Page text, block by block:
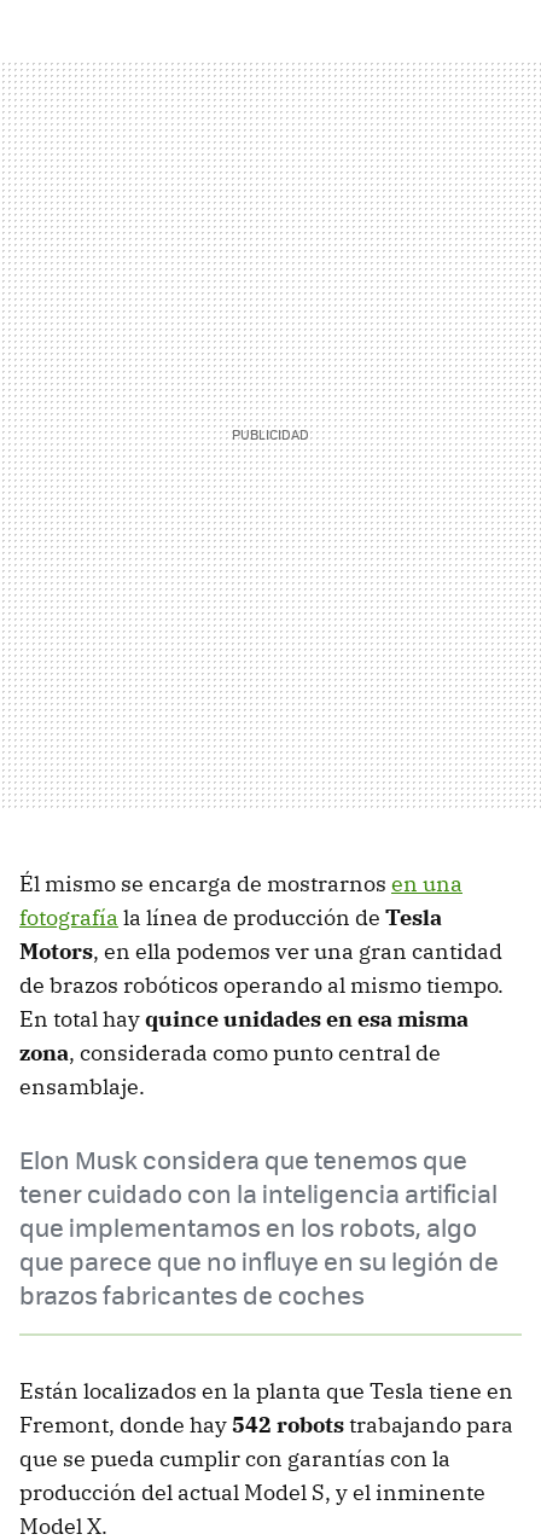
Él mismo se encarga de mostrarnos en una
fotografía la línea de producción de Tesla
Motors, en ella podemos ver una gran cantidad
de brazos robóticos operando al mismo tiempo.
En total hayquince unidades en esa misma
zona, considerada como punto central de
ensamblaje.
Elon Musk considera que tenemos que
tener cuidado con la inteligencia artificial
que implementamos en los robots, algo
que parece que no influye en su legión de
brazos fabricantes de coches
Están localizados en la planta que Tesla tiene en
Fremont, donde hay542 robotstrabajando para
que se pueda cumplir con garantías con la
producción del actual Model S, y el inminente
Model X.